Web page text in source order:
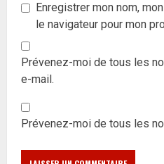
Enregistrer mon nom,
le navigateur pour mon
Prévenez-moi de tous les
e-mail.
Prévenez-moi de tous les